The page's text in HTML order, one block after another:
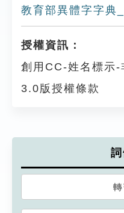
教育部異體字字典
授權資訊：
創用CC-姓名標示-
3.0版授權條款